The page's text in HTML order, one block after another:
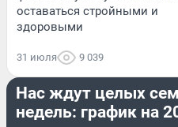
оставаться стройными и
здоровыми
31 июля 9 039
СТРАНА И МИР
Нас ждут целых
недель: график на